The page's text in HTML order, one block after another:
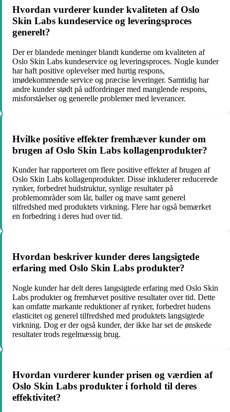
Hvordan vurderer kunder kvaliteten af Oslo
Skin Labs kundeservice og leveringsproces
generelt?
Der er blandede meninger blandt kunderne om kvaliteten af
Oslo Skin Labs kundeservice og leveringsproces. Nogle kunder
har haft positive oplevelser med hurtig respons,
imødekommende service og præcise leveringer. Samtidig har
andre kunder stødt på udfordringer med manglende respons,
misforståelser og generelle problemer med leverancer.
Hvilke positive effekter fremhæver kunder om
brugen af Oslo Skin Labs kollagenprodukter?
Kunder har rapporteret om flere positive effekter af brugen af
Oslo Skin Labs kollagenprodukter. Disse inkluderer reducerede
rynker, forbedret hudstruktur, synlige resultater på
problemområder som lår, baller og mave samt generel
tilfredshed med produktets virkning. Flere har også bemærket
en forbedring i deres hud over tid.
Hvordan beskriver kunder deres langsigtede
erfaring med Oslo Skin Labs produkter?
Nogle kunder har delt deres langsigtede erfaring med Oslo Skin
Labs produkter og fremhævet positive resultater over tid. Dette
kan omfatte markante reduktioner af rynker, forbedret hudens
elasticitet og generel tilfredshed med produktets langsigtede
virkning. Dog er der også kunder, der ikke har set de ønskede
resultater trods regelmæssig brug.
Hvordan vurderer kunder prisen og værdien af
Oslo Skin Labs produkter i forhold til deres
effektivitet?